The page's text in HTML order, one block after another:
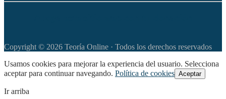
Copyright © 2026 Teoría Online · Todos los derechos reservados
Usamos cookies para mejorar la experiencia del usuario. Selecciona
aceptar para continuar navegando. Política de cookies Aceptar
Ir arriba